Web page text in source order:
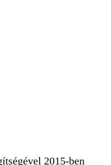
2015-ben